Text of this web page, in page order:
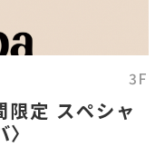
3F
限定 スペシャ